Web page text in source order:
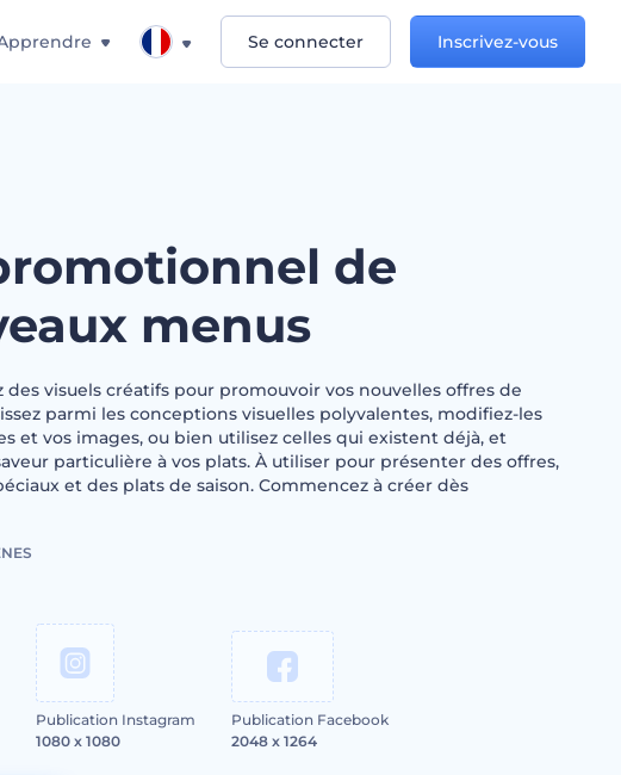
Se connecter Inscrivez-vous
de
menus
des visuels créatifs pour promouvoir vos nouvelles offres de
parmi les conceptions visuelles polyvalentes, modifiez-les
et vos images, ou bien utilisez celles qui existent déjà, et
particulière à vos plats. À utiliser pour présenter des offres,
et des plats de saison. Commencez à créer dès
Publication Instagram
1080 x 1080
Publication Facebook
2048 x 1264